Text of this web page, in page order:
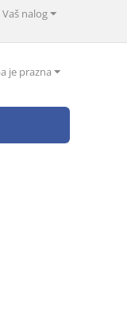
Vaš nalog
je prazna